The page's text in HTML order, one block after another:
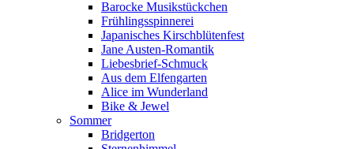
Barocke Musikstückchen
Frühlingsspinnerei
Japanisches Kirschblütenfest
Jane Austen-Romantik
Liebesbrief-Schmuck
Aus dem Elfengarten
Alice im Wunderland
Bike & Jewel
Sommer
Bridgerton